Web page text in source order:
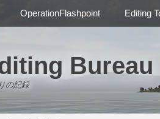
Bureau
の記録
OperationFlashpoint Editing